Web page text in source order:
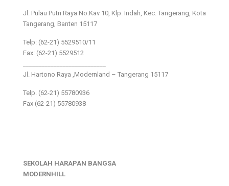
Jl. Pulau Putri Raya No.Kav 10, Klp. Indah, Kec. Tangerang, Kota
Tangerang, Banten 15117
Telp: (62-21) 5529510/11
Fax: (62-21) 5529512
Jl. Hartono Raya ,Modernland – Tangerang 15117
Telp. (62-21) 55780936
Fax (62-21) 55780938
SEKOLAH HARAPAN BANGSA
MODERNHILL